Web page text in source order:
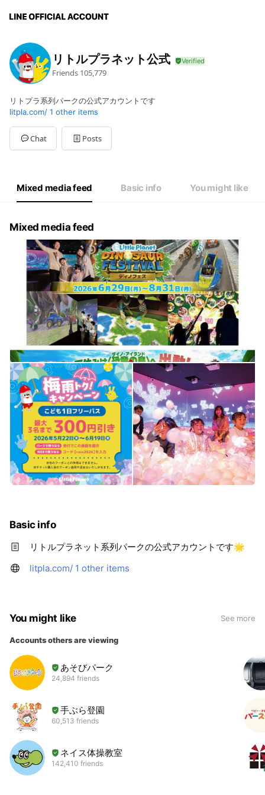
リトルプラネット公式
Friends 105,779
リトプラ系列パークの公式アカウントです
litpla.com/ 1 other items
Chat Posts
Mixed media feed Basic info You might like
Mixed media feed
Basic info
リトルプラネット系列パークの公式アカウントです🌟
litpla.com/ 1 other items
You might like See more
Accounts others are viewing
あそびパーク
24,894 friends
手ぶら登園
60,513 friends
ネイス体操教室
142,410 friends